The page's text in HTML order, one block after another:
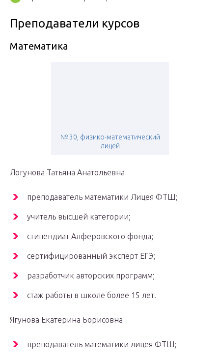
Преподаватели курсов
Математика
№ 30, физико-математический
лицей
Логунова Татьяна Анатольевна
преподаватель математики Лицея ФТШ;
учитель высшей категории;
стипендиат Алферовского фонда;
сертифицированный эксперт ЕГЭ;
разработчик авторских программ;
стаж работы в школе более 15 лет.
Ягунова Екатерина Борисовна
преподаватель математики лицея ФТШ;